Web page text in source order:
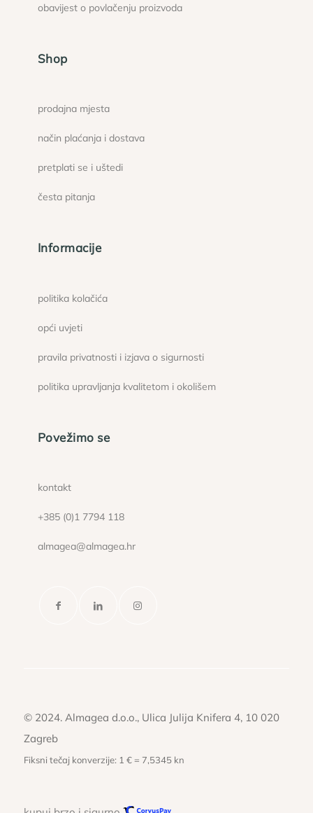
obavijest o povlačenju proizvoda
Shop
prodajna mjesta
način plaćanja i dostava
pretplati se i uštedi
česta pitanja
Informacije
politika kolačića
opći uvjeti
pravila privatnosti i izjava o sigurnosti
politika upravljanja kvalitetom i okolišem
Povežimo se
kontakt
+385 (0)1 7794 118
almagea@almagea.hr
© 2024. Almagea d.o.o., Ulica Julija Knifera 4, 10 020
Zagreb
Fiksni tečaj konverzije: 1 € = 7,5345 kn